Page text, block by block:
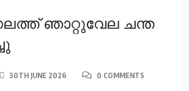
ഞാറ്റുവേല ചന്ത
30TH JUNE 2026 0 COMMENTS